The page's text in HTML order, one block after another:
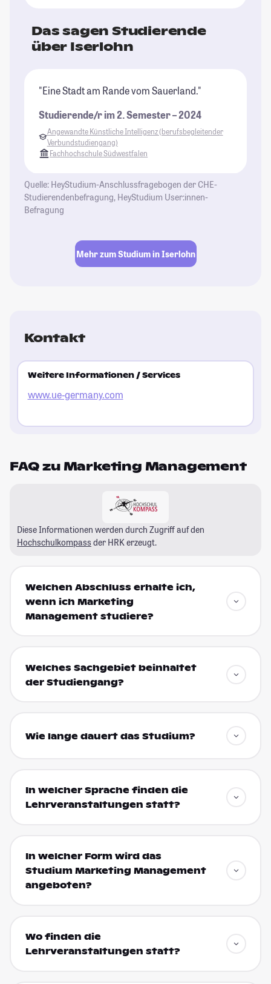
Das sagen Studierende
über Iserlohn
"Eine Stadt am Rande vom Sauerland."
Studierende/r im 2. Semester – 2024
Angewandte Künstliche Intelligenz (berufsbegleitender
Verbundstudiengang)
Fachhochschule Südwestfalen
Quelle: HeyStudium-Anschlussfragebogen der CHE-
Studierendenbefragung, HeyStudium User:innen-
Befragung
Mehr zum Studium in Iserlohn
Kontakt
Weitere Informationen / Services
www.ue-germany.com
FAQ zu Marketing Management
Diese Informationen werden durch Zugriff auf den
Hochschulkompass der HRK erzeugt.
Welchen Abschluss erhalte ich,
wenn ich Marketing
Management studiere?
Welches Sachgebiet beinhaltet
der Studiengang?
Wie lange dauert das Studium?
In welcher Sprache finden die
Lehrveranstaltungen statt?
In welcher Form wird das
Studium Marketing Management
angeboten?
Wo finden die
Lehrveranstaltungen statt?